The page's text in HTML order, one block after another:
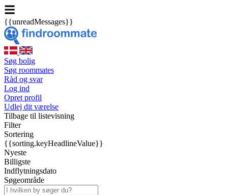
{{unreadMessages}}
Søg bolig
Søg roommates
Råd og svar
Log ind
Opret profil
Udlej dit værelse
Tilbage til listevisning
Filter
Sortering
{{sorting.keyHeadlineValue}}
Nyeste
Billigste
Indflytningsdato
Søgeområde